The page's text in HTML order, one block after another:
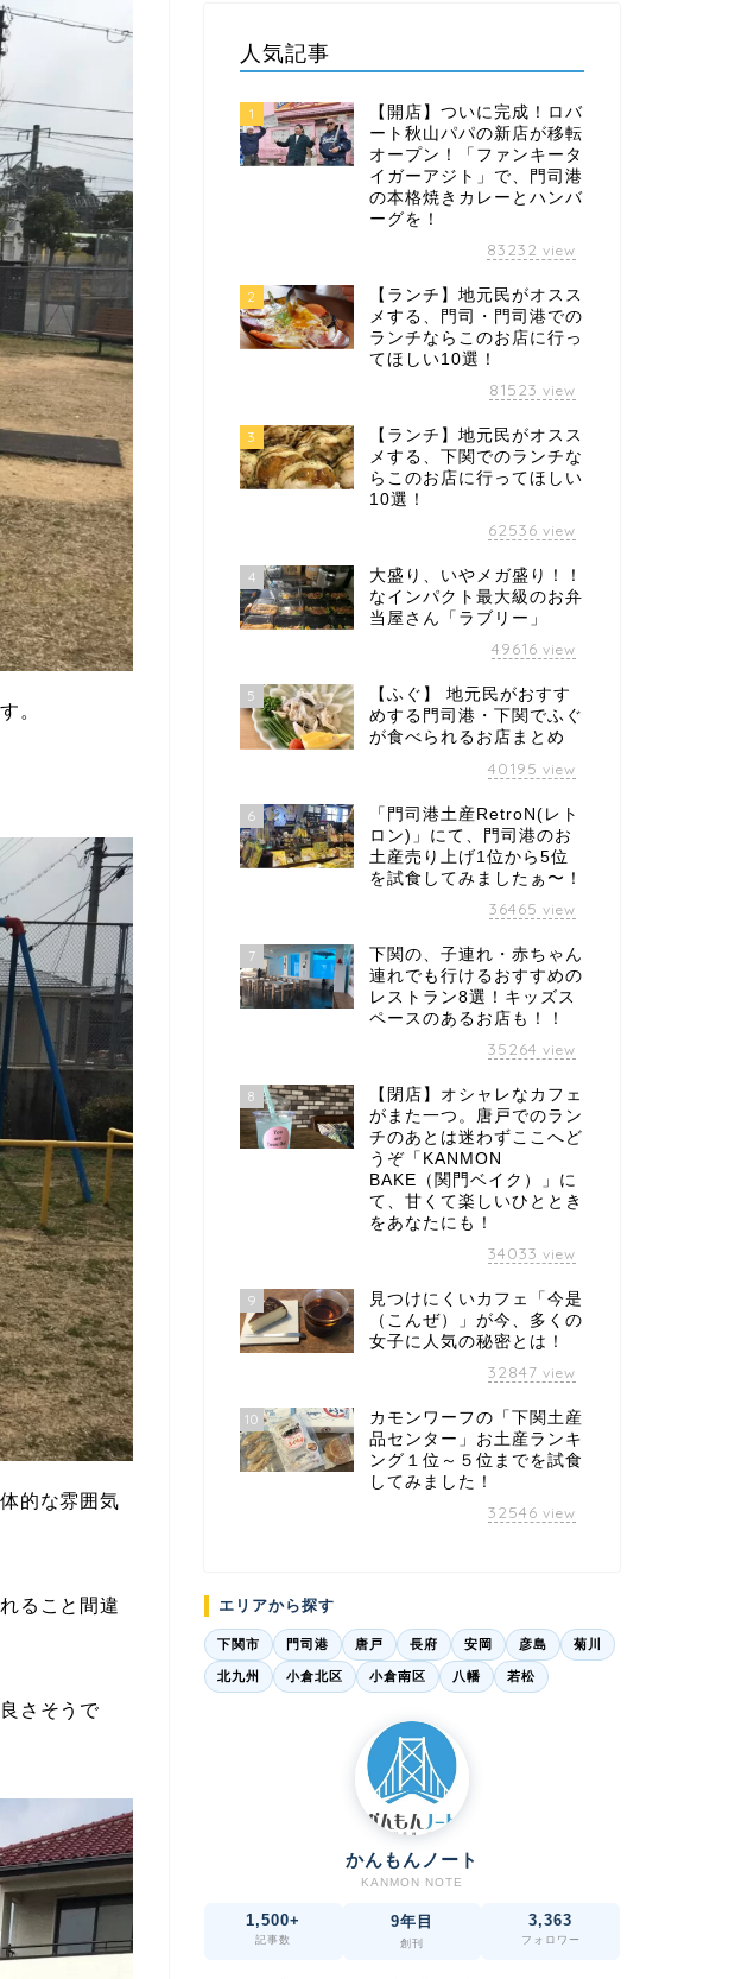
。
的な雰囲気
ること間違
さそうで
人気記事
1
【開店】ついに完成！ロバ
ート秋山パパの新店が移転
オープン！「ファンキータ
イガーアジト」で、門司港
の本格焼きカレーとハンバ
ーグを！
83232 view
2
【ランチ】地元民がオスス
メする、門司・門司港での
ランチならこのお店に行っ
てほしい10選！
81523 view
3
【ランチ】地元民がオスス
メする、下関でのランチな
らこのお店に行ってほしい
10選！
62536 view
4
大盛り、いやメガ盛り！！
なインパクト最大級のお弁
当屋さん「ラブリー」
49616 view
5
【ふぐ】 地元民がおすす
めする門司港・下関でふぐ
が食べられるお店まとめ
40195 view
6
「門司港土産RetroN(レト
ロン)」にて、門司港のお
土産売り上げ1位から5位
を試食してみましたぁ〜！
36465 view
7
下関の、子連れ・赤ちゃん
連れでも行けるおすすめの
レストラン8選！キッズス
ペースのあるお店も！！
35264 view
8
【閉店】オシャレなカフェ
がまた一つ。唐戸でのラン
チのあとは迷わずここへど
うぞ「KANMON
BAKE（関門ベイク）」に
て、甘くて楽しいひととき
をあなたにも！
34033 view
9
見つけにくいカフェ「今是
（こんぜ）」が今、多くの
女子に人気の秘密とは！
32847 view
10
カモンワーフの「下関土産
品センター」お土産ランキ
ング１位～５位までを試食
してみました！
32546 view
エリアから探す
下関市 門司港 唐戸 長府 安岡 彦島 菊川
北九州 小倉北区 小倉南区 八幡 若松
かんもんノート
KANMON NOTE
1,500+
記事数
9年目
創刊
3,363
フォロワー